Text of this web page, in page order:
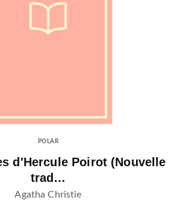
POLAR
d'Hercule Poirot (Nouvelle
trad…
Agatha Christie